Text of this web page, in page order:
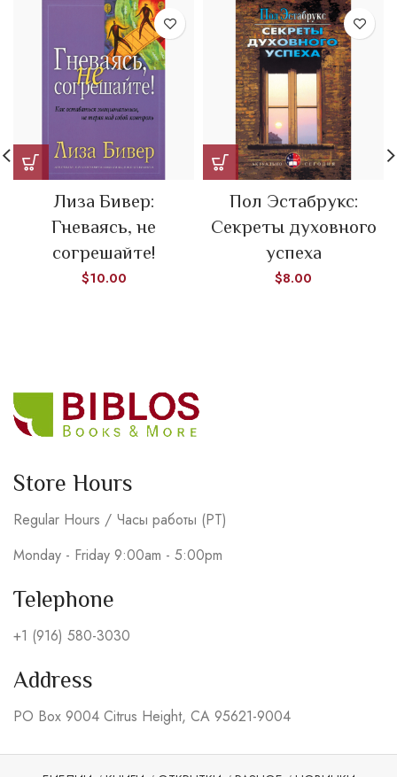
Лиза Бивер:
Гневаясь, не
согрешайте!
$10.00
Пол Эстабрукс:
Секреты духовного
успеха
$8.00
Store Hours
Regular Hours / Часы работы (PT)
Monday - Friday 9:00am - 5:00pm
Telephone
+1 (916) 580-3030
Address
PO Box 9004 Citrus Height, CA 95621-9004